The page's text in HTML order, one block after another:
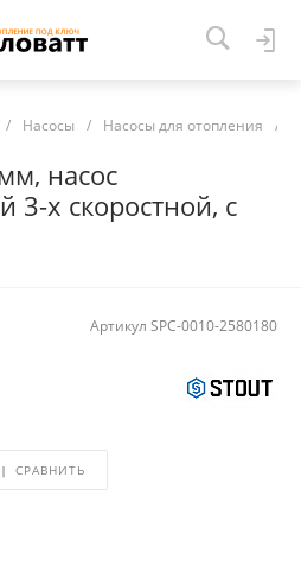
/ Насосы / Насосы для отопления /
насос
3-х скоростной, с
Артикул SPC-0010-2580180
СРАВНИТЬ